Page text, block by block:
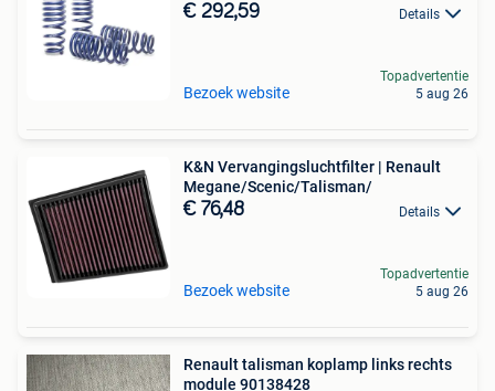
€ 292,59 Details
Bezoek website
Topadvertentie
5 aug 26
K&N Vervangingsluchtfilter | Renault
Megane/Scenic/Talisman/
€ 76,48 Details
Bezoek website
Topadvertentie
5 aug 26
Renault talisman koplamp links rechts
module 90138428